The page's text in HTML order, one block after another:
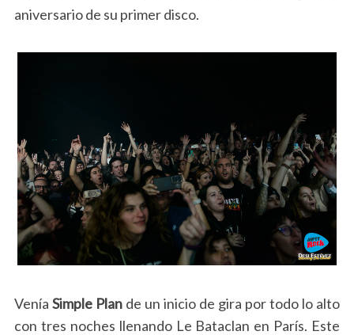
aniversario de su primer disco.
Venía Simple Plande un inicio de gira por todo lo alto
con tres noches llenando Le Bataclan en París. Este